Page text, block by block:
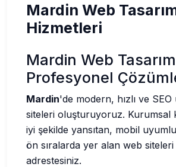
Mardin Web
Hizmetleri
Mardin Web
Profesyonel
Mardin'de modern, hızlı ve
siteleri oluşturuyoruz. Kurumsal
iyi şekilde yansıtan, mobil
ön sıralarda yer alan web
adrestesiniz.